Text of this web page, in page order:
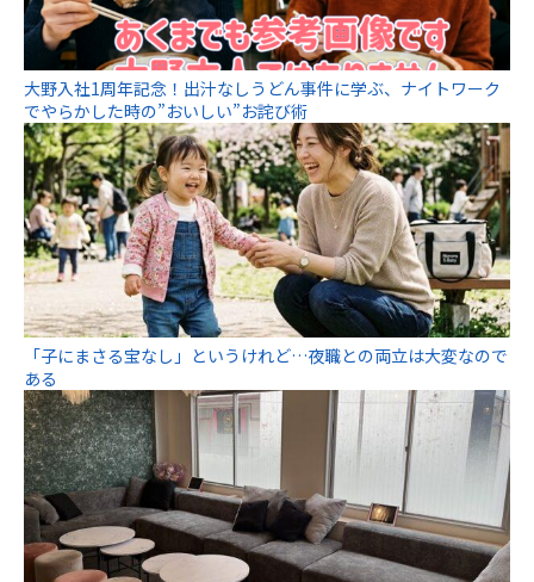
大野入社1周年記念！出汁なしうどん事件に学ぶ、ナイトワーク
でやらかした時の”おいしい”お詫び術
「子にまさる宝なし」というけれど…夜職との両立は大変なので
ある